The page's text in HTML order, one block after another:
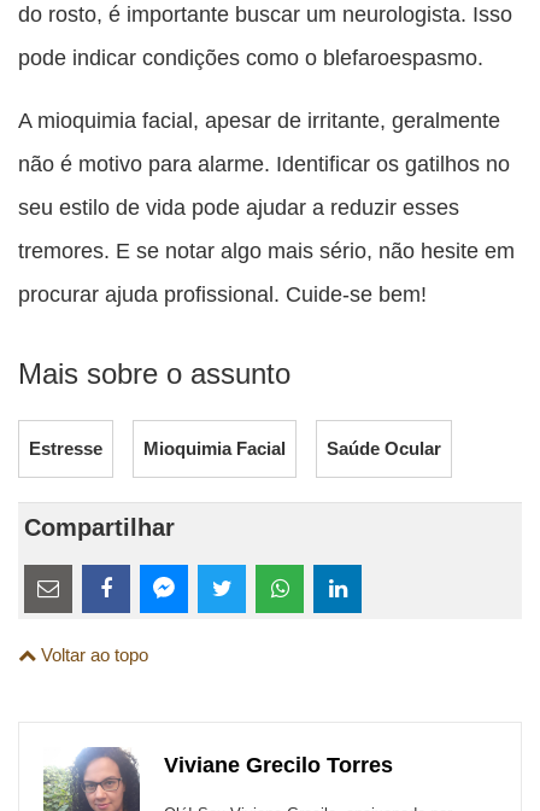
do rosto, é importante buscar um neurologista. Isso
pode indicar condições como o blefaroespasmo.
A mioquimia facial, apesar de irritante, geralmente
não é motivo para alarme. Identificar os gatilhos no
seu estilo de vida pode ajudar a reduzir esses
tremores. E se notar algo mais sério, não hesite em
procurar ajuda profissional. Cuide-se bem!
Mais sobre o assunto
Estresse Mioquimia Facial Saúde Ocular
Compartilhar
Estes
links
são
sites
esta
Email
esta
FacebookMessenger
TwitterWhatsApp
LinkedIn
Voltar ao topo
Viviane Grecilo Torres